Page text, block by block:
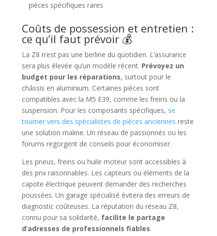
pièces spécifiques rares
Coûts de possession et entretien :
ce qu’il faut prévoir 💰
La Z8 n’est pas une berline du quotidien. L’assurance
sera plus élevée qu’un modèle récent. Prévoyez un
budget pour les réparations, surtout pour le
châssis en aluminium. Certaines pièces sont
compatibles avec la M5 E39, comme les freins ou la
suspension. Pour les composants spécifiques, se
tourner vers des spécialistes de pièces anciennes reste
une solution maline. Un réseau de passionnés ou les
forums regorgent de conseils pour économiser.
Les pneus, freins ou huile moteur sont accessibles à
des prix raisonnables. Les capteurs ou éléments de la
capote électrique peuvent demander des recherches
poussées. Un garage spécialisé évitera des erreurs de
diagnostic coûteuses. La réputation du réseau Z8,
connu pour sa solidarité, facilite le partage
d’adresses de professionnels fiables.